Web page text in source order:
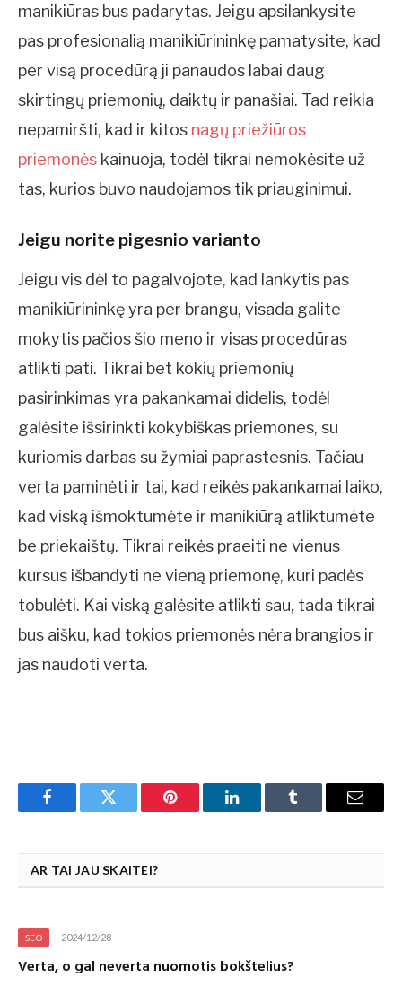
manikiūras bus padarytas. Jeigu apsilankysite
pas profesionalią manikiūrininkę pamatysite, kad
per visą procedūrą ji panaudos labai daug
skirtingų priemonių, daiktų ir panašiai. Tad reikia
nepamiršti, kad ir kitos nagų priežiūros
priemonės kainuoja, todėl tikrai nemokėsite už
tas, kurios buvo naudojamos tik priauginimui.
Jeigu norite pigesnio varianto
Jeigu vis dėl to pagalvojote, kad lankytis pas
manikiūrininkę yra per brangu, visada galite
mokytis pačios šio meno ir visas procedūras
atlikti pati. Tikrai bet kokių priemonių
pasirinkimas yra pakankamai didelis, todėl
galėsite išsirinkti kokybiškas priemones, su
kuriomis darbas su žymiai paprastesnis. Tačiau
verta paminėti ir tai, kad reikės pakankamai laiko,
kad viską išmoktumėte ir manikiūrą atliktumėte
be priekaištų. Tikrai reikės praeiti ne vienus
kursus išbandyti ne vieną priemonę, kuri padės
tobulėti. Kai viską galėsite atlikti sau, tada tikrai
bus aišku, kad tokios priemonės nėra brangios ir
jas naudoti verta.
FacebookTwitter Pinterest LinkedInTumblr Email
AR TAI JAU SKAITEI?
SEO 2024/12/28
Verta, o gal neverta nuomotis bokštelius?